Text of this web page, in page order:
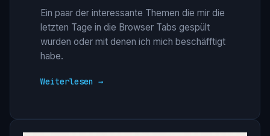
Ein paar der interessante Themen die mir die
letzten Tage in die Browser Tabs gespült
wurden oder mit denen ich mich beschäfftigt
habe.
Weiterlesen →